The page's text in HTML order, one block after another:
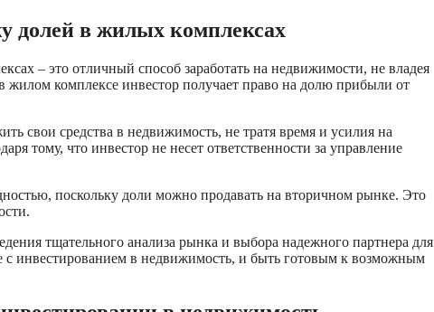
долей в жилых комплексах
– это отличный способ заработать на недвижимости, не владея
комплексе инвестор получает право на долю прибыли от
свои средства в недвижимость, не тратя время и усилия на
тому, что инвестор не несет ответственности за управление
поскольку доли можно продавать на вторичном рынке. Это
тщательного анализа рынка и выбора надежного партнера для
с инвестированием в недвижимость, и быть готовым к возможным